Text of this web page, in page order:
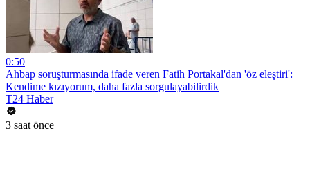
0:50
Ahbap soruşturmasında ifade veren Fatih Portakal'dan 'öz eleştiri':
Kendime kızıyorum, daha fazla sorgulayabilirdik
T24 Haber
3 saat önce